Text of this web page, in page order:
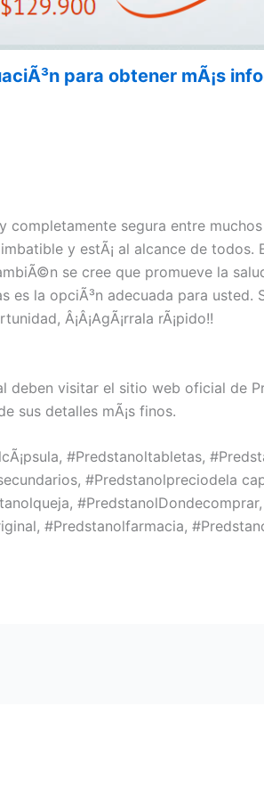
para obtener mÃ¡s
segura entre
y estÃ¡ al alcance de
se cree que promueve la
la opciÃ³n adecuada para usted.
Â¡Â¡AgÃ¡rrala rÃ¡pido!!
visitar el sitio web oficial de
sus detalles mÃ¡s finos.
#Predstanoltabletas,
#Predstanolpreciodela
#Predstanolfarmacia,